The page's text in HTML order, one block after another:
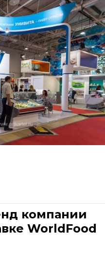
компании
WorldFood